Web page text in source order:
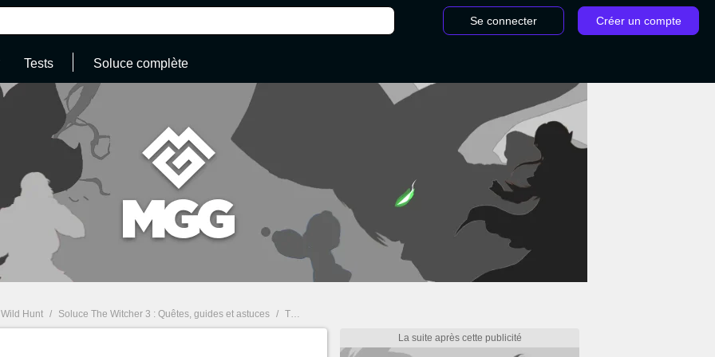
Se connecter Créer un compte
Tests Soluce complète
Hunt / Soluce The Witcher 3 : Quêtes, guides et astuces / The Witcher 3 : Astuces, bien débuter